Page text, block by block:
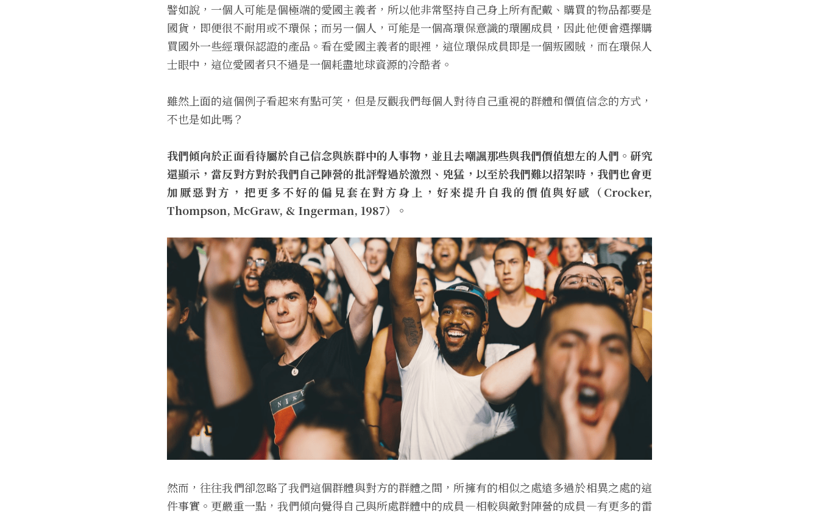
譬如說，一個人可能是個極端的愛國主義者，所以他非常堅持自己身上所有配戴、購買的物品都要是
國貨，即便很不耐用或不環保；而另一個人，可能是一個高環保意識的環團成員，因此他便會選擇購
買國外一些經環保認證的產品。看在愛國主義者的眼裡，這位環保成員即是一個叛國賊，而在環保人
士眼中，這位愛國者只不過是一個耗盡地球資源的冷酷者。
雖然上面的這個例子看起來有點可笑，但是反觀我們每個人對待自己重視的群體和價值信念的方式，
不也是如此嗎？
我們傾向於正面看待屬於自己信念與族群中的人事物，並且去嘲諷那些與我們價值想左的人們。研究
還顯示，當反對方對於我們自己陣營的批評聲過於激烈、兇猛，以至於我們難以招架時，我們也會更
加厭惡對方，把更多不好的偏見套在對方身上，好來提升自我的價值與好感（Crocker,
Thompson, McGraw, & Ingerman, 1987）。
然而，往往我們卻忽略了我們這個群體與對方的群體之間，所擁有的相似之處遠多過於相異之處的這
件事實。更嚴重一點，我們傾向覺得自己與所處群體中的成員—相較與敵對陣營的成員—有更多的雷